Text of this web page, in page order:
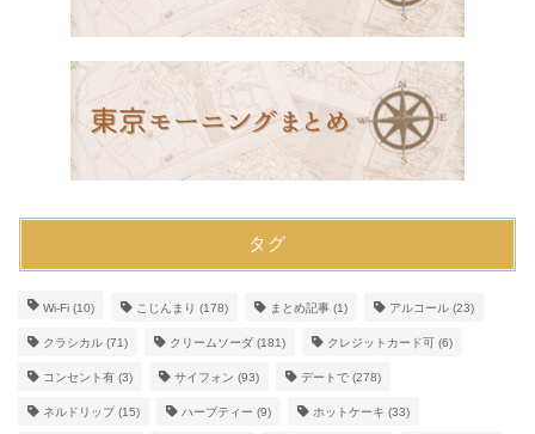
タグ
Wi-Fi (10) こじんまり (178) まとめ記事 (1) アルコール (23)
クラシカル (71) クリームソーダ (181) クレジットカード可 (6)
コンセント有 (3) サイフォン (93) デートで (278)
ネルドリップ(15) ハーブティー (9) ホットケーキ (33)